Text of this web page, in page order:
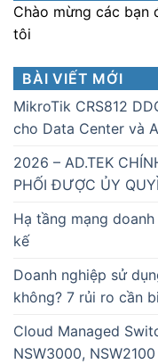
Chào mừng các bạn
tôi
BÀI VIẾT MỚI
MikroTik CRS812
cho Data Center và
2026 – AD.TEK
PHỐI ĐƯỢC ỦY
Hạ tầng mạng
kế
Doanh nghiệp sử
không? 7 rủi ro cần
Cloud Managed
NSW3000,